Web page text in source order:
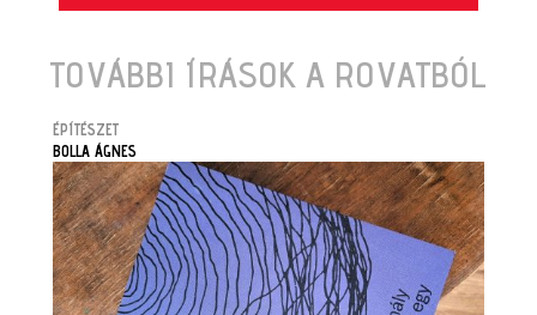
TOVÁBBI ÍRÁSOK A ROVATBÓL
ÉPÍTÉSZET
BOLLA ÁGNES